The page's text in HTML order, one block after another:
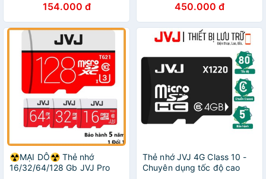
micro, camera giám sát-Bảo
hành 5 năm
154.000 đ
Chính hãng chuyên dụng
camera, tốc độ cao
450.000 đ
☢️MẠI DÔ☢️ Thẻ nhớ
16/32/64/128 Gb JVJ Pro
Thẻ nhớ JVJ 4G Class 10 -
Chuyên dụng tốc độ cao